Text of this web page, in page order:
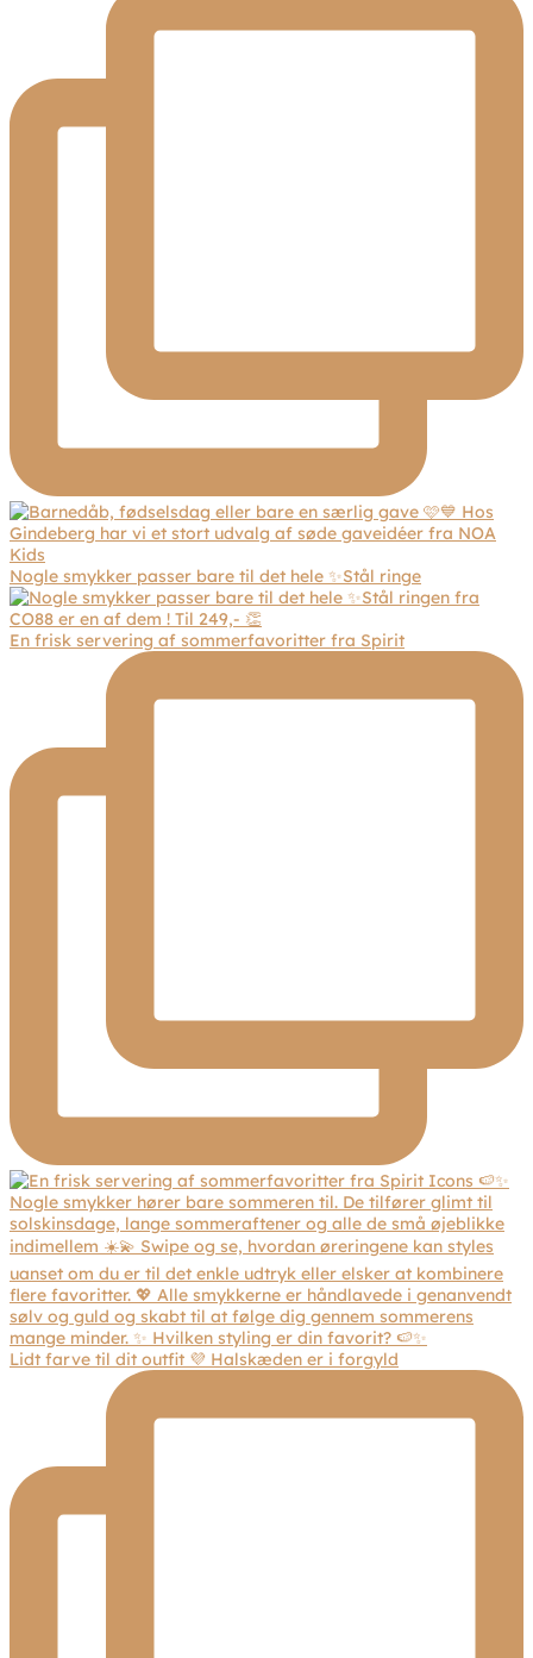
Nogle smykker passer bare til det hele ✨Stål ringe
En frisk servering af sommerfavoritter fra Spirit
Lidt farve til dit outfit 💜 Halskæden er i forgyld